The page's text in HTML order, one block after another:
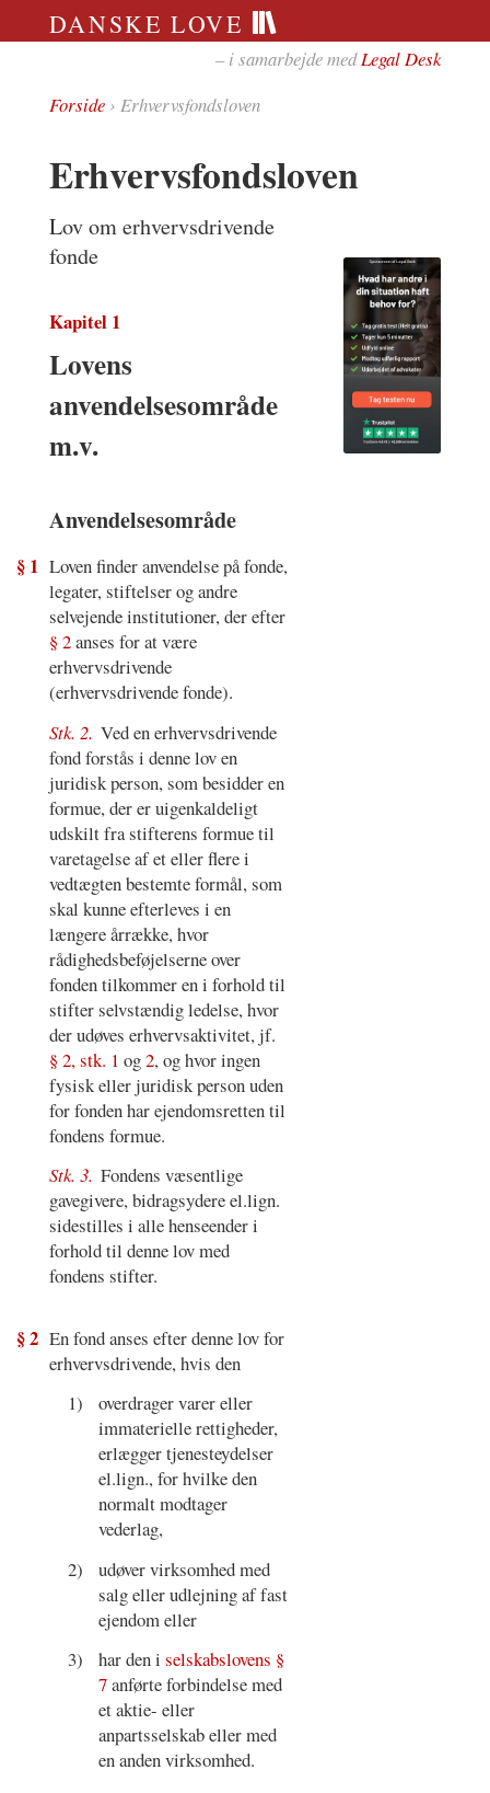
DANSKE LOVE
– i samarbejde medLegal Desk
Forside› Erhvervsfondsloven
Erhvervsfondsloven
Lov om erhvervsdrivende
fonde
Kapitel 1
Lovens
anvendelsesområde
m.v.
Anvendelsesområde
§ 1 Loven finder anvendelse på fonde,
legater, stiftelser og andre
selvejende institutioner, der efter
§ 2anses for at være
erhvervsdrivende
(erhvervsdrivende fonde).
Stk. 2. Ved en erhvervsdrivende
fond forstås i denne lov en
juridisk person, som besidder en
formue, der er uigenkaldeligt
udskilt fra stifterens formue til
varetagelse af et eller flere i
vedtægten bestemte formål, som
skal kunne efterleves i en
længere årrække, hvor
rådighedsbeføjelserne over
fonden tilkommer en i forhold til
stifter selvstændig ledelse, hvor
der udøves erhvervsaktivitet, jf.
§ 2, stk. 1 og2, og hvor ingen
fysisk eller juridisk person uden
for fonden har ejendomsretten til
fondens formue.
Stk. 3. Fondens væsentlige
gavegivere, bidragsydere el.lign.
sidestilles i alle henseender i
forhold til denne lov med
fondens stifter.
§ 2 En fond anses efter denne lov for
erhvervsdrivende, hvis den
1)
overdrager varer eller
immaterielle rettigheder,
erlægger tjenesteydelser
el.lign., for hvilke den
normalt modtager
vederlag,
2)
udøver virksomhed med
salg eller udlejning af fast
ejendom eller
3)
har den iselskabslovens §
7anførte forbindelse med
et aktie- eller
anpartsselskab eller med
en anden virksomhed.